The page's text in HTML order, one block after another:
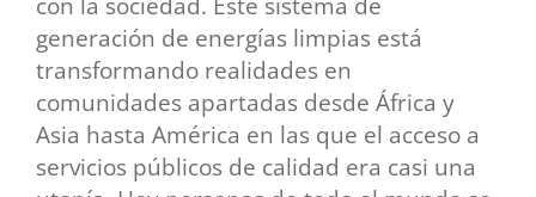
con la sociedad. Este sistema de
generación de energías limpias está
transformando realidades en
comunidades apartadas desde África y
Asia hasta América en las que el acceso a
servicios públicos de calidad era casi una